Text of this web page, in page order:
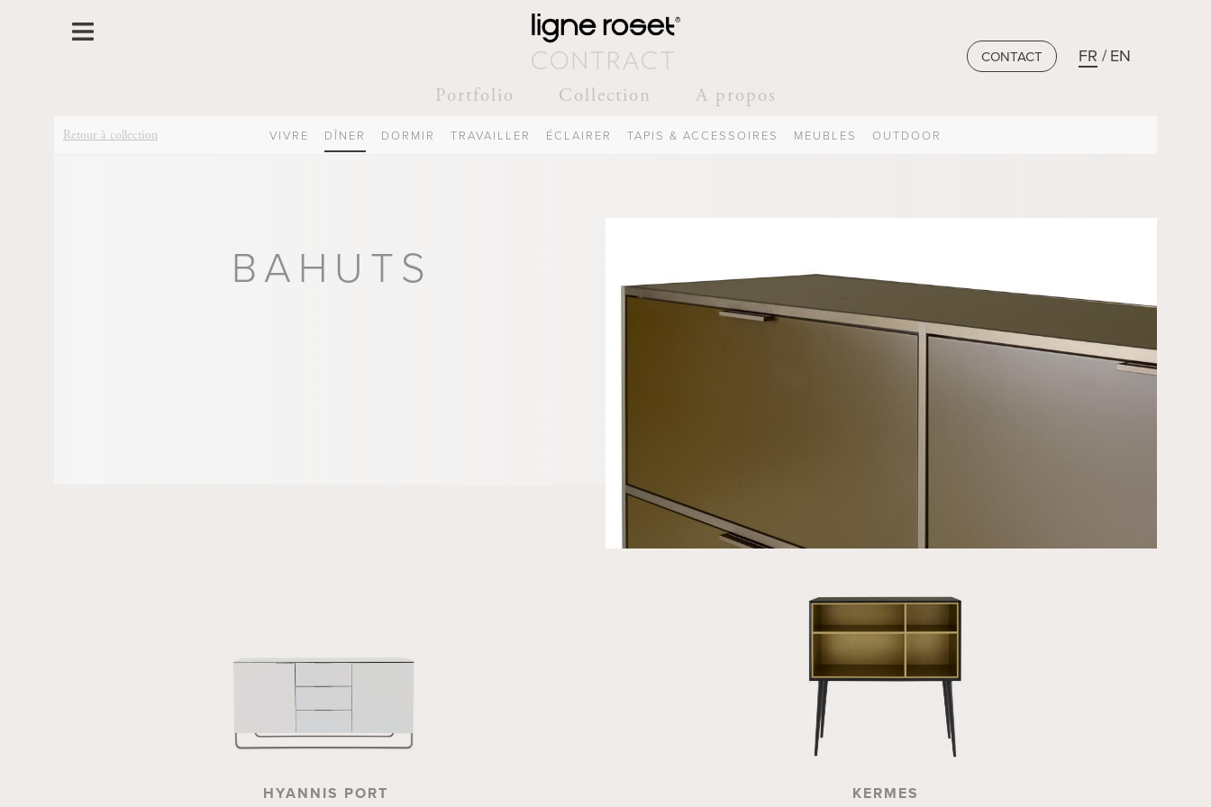
Portfolio Collection
Retour à collection VIVRE DÎNER DORMIR TRAVAILLER ÉCLAIRER TAPIS & ACCESSOIRES MEUBLES OUTDOOR
A propos
CONTACT FR EN
BAHUTS
HYANNIS PORT KERMES